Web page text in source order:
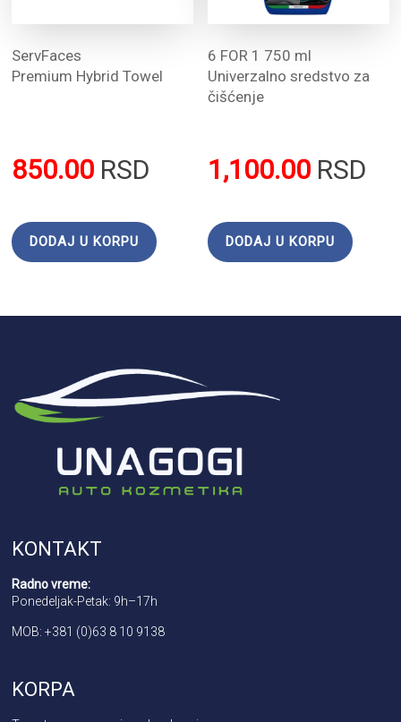
ServFaces
Premium Hybrid Towel
850.00 RSD
DODAJ U KORPU
6 FOR 1 750 ml
Univerzalno sredstvo za
čišćenje
1,100.00 RSD
DODAJ U KORPU
KONTAKT
Radno vreme:
Ponedeljak-Petak: 9h–17h
MOB: +381 (0)63 8 10 9138
KORPA